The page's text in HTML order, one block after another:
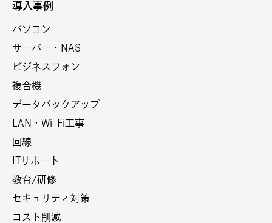
導入事例
パソコン
サーバー・NAS
ビジネスフォン
複合機
データバックアップ
LAN・Wi-Fi工事
回線
ITサポート
教育/研修
セキュリティ対策
コスト削減